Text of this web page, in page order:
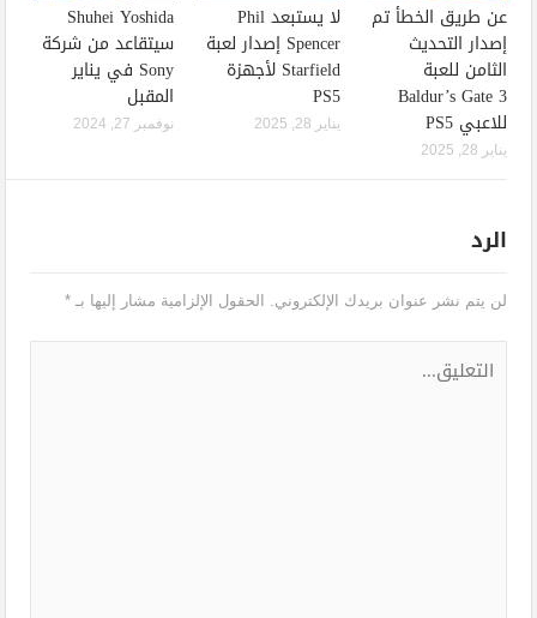
عن طريق الخطأ تم
إصدار التحديث
الثامن للعبة
Baldur’s Gate 3
للاعبي PS5
يناير 28, 2025
لا يستبعد Phil
Spencer إصدار لعبة
Starfield لأجهزة
PS5
يناير 28, 2025
Shuhei Yoshida
سيتقاعد من شركة
Sony في يناير
المقبل
نوفمبر 27, 2024
الرد
لن يتم نشر عنوان بريدك الإلكتروني. الحقول الإلزامية مشار إليها بـ*